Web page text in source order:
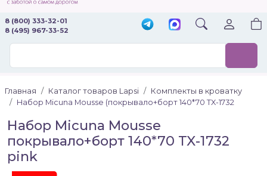
8 (800) 333-32-01
8 (495) 967-33-52
Главная Каталог товаров Lapsi
Комплекты в кроватку
Набор Micuna Mousse (покрывало+борт 140*70 TX-1732
Набор Micuna Mousse
покрывало+борт 140*70 TX-1732
pink